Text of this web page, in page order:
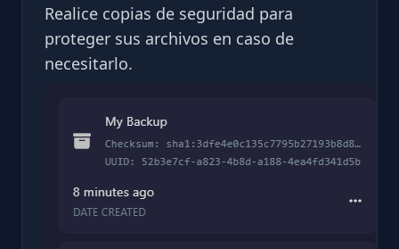
Realice copias de seguridad para
proteger sus archivos en caso de
necesitarlo.